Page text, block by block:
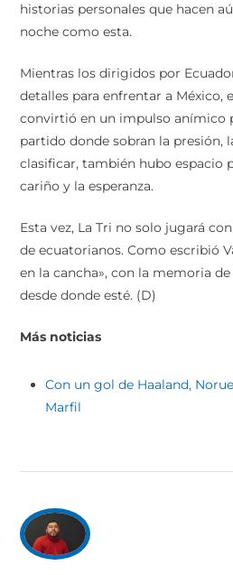
historias personales que hacen
noche como esta.
Mientras los dirigidos por
detalles para enfrentar a México,
convirtió en un impulso anímico
partido donde sobran la presión,
clasificar, también hubo espacio
cariño y la esperanza.
Esta vez, La Tri no solo jugará
de ecuatorianos. Como escribió
en la cancha», con la memoria
desde donde esté. (D)
Más noticias
Con un gol de Haaland,
Marfil